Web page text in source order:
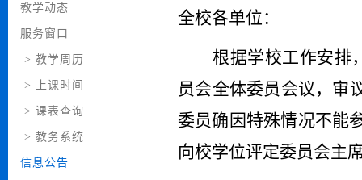
教学动态
服务窗口
> 教学周历
> 上课时间
> 课表查询
> 教务系统
信息公告
全校各单位：
根据学校工作安排
员会全体委员会议，审
委员确因特殊情况不能
向校学位评定委员会主